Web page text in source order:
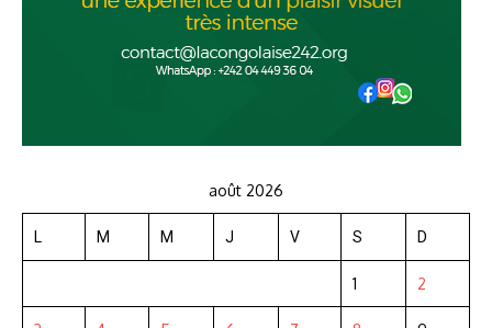
août 2026
L M M J V S D
1 2